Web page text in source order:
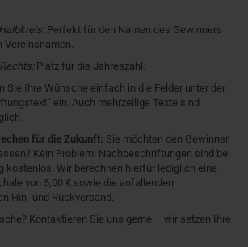
Perfekt für den Namen des Gewinners
Vereinsnamen.
Platz für die Jahreszahl.
Sie Ihre Wünsche einfach in die Felder unter der
ein. Auch mehrzeilige Texte sind
für die Zukunft: Sie möchten den Gewinner
Kein Problem! Nachbeschriftungen sind bei
kostenlos. Wir berechnen hierfür lediglich eine
von 5,00 € sowie die anfallenden
Hin- und Rückversand.
Kontaktieren Sie uns gerne – wir setzen Ihre